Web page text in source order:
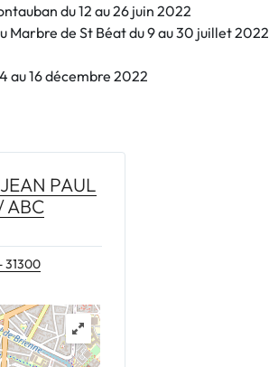
du 12 au 26 juin 2022
Marbre de St Béat du 9 au 30 juillet 2022
au 16 décembre 2022
PAUL
ABC
31300